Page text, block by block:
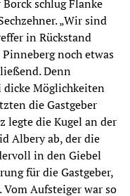
schlug Flanke
„Wir sind
in Rückstand
noch etwas
Denn
dicke Möglichkeiten
die Gastgeber
legte die Kugel an der
Albery ab, der die
in den Giebel
für die Gastgeber,
Aufsteiger war so